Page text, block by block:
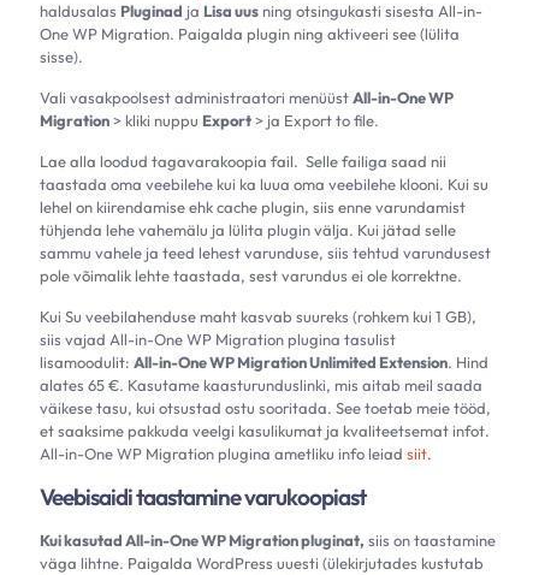
haldusalas Pluginad ja Lisa uus ning otsingukasti sisesta All-in-
One WP Migration. Paigalda plugin ning aktiveeri see (lülita
sisse).
Vali vasakpoolsest administraatori menüüstAll-in-One WP
Migration> kliki nuppu Export> ja Export to file.
Lae alla loodud tagavarakoopia fail. Selle failiga saad nii
taastada oma veebilehe kui ka luua oma veebilehe klooni. Kui su
lehel on kiirendamise ehk cache plugin, siis enne varundamist
tühjenda lehe vahemälu ja lülita plugin välja. Kui jätad selle
sammu vahele ja teed lehest varunduse, siis tehtud varundusest
pole võimalik lehte taastada, sest varundus ei ole korrektne.
Kui Su veebilahenduse maht kasvab suureks (rohkem kui 1 GB),
siis vajad All-in-One WP Migration plugina tasulist
lisamoodulit: All-in-One WP Migration Unlimited Extension. Hind
alates 65 €. Kasutame kaasturunduslinki, mis aitab meil saada
väikese tasu, kui otsustad ostu sooritada. See toetab meie tööd,
et saaksime pakkuda veelgi kasulikumat ja kvaliteetsemat infot.
All-in-One WP Migration plugina ametliku info leiad siit.
Veebisaidi taastamine varukoopiast
Kui kasutadAll-in-One WP Migration pluginat, siis on taastamine
väga lihtne. Paigalda WordPress uuesti (ülekirjutades kustutab